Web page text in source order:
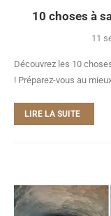
10 choses à
11
Découvrez les 10
! Préparez-vous au
LIRE LA SUITE